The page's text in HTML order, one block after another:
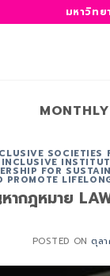
มหาวิท
FOR
PROMOTE
กฎหมาย
POSTED ON ตุล